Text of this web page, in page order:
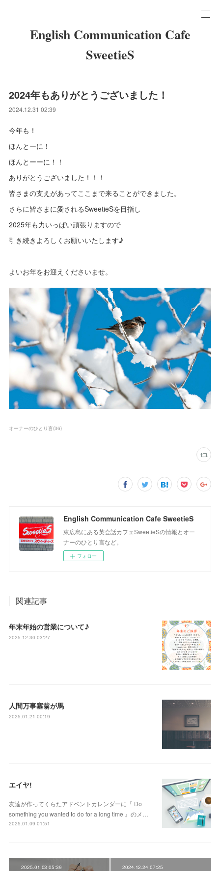
English Communication Cafe
SweetieS
2024年もありがとうございました！
2024.12.31 02:39
今年も！
ほんとーに！
ほんとーーに！！
ありがとうございました！！！
皆さまの支えがあってここまで来ることができました。
さらに皆さまに愛されるSweetieSを目指し
2025年も力いっぱい頑張りますので
引き続きよろしくお願いいたします♪
よいお年をお迎えくださいませ。
オーナーのひとり言(36)
English Communication Cafe SweetieS
東広島にある英会話カフェSweetieSの情報とオー
ナーのひとり言など。
フォロー
関連記事
年末年始の営業について♪
2025.12.30 03:27
人間万事塞翁が馬
2025.01.21 00:19
エイヤ!
友達が作ってくらたアドベントカレンダーに『 Do
something you wanted to do for a long time 』のメ…
2025.01.09 01:51
2025.01.03 05:39 2024.12.24 07:25